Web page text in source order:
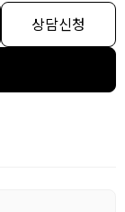
상담신청